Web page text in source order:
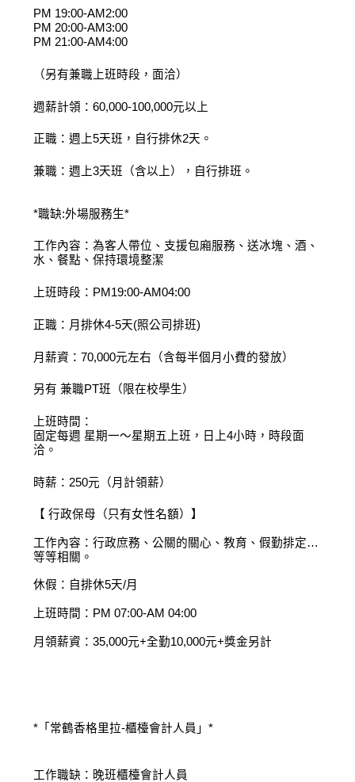
PM 19:00-AM2:00
PM 20:00-AM3:00
PM 21:00-AM4:00
（另有兼職上班時段，面洽）
週薪計領：60,000-100,000元以上
正職：週上5天班，自行排休2天。
兼職：週上3天班（含以上），自行排班。
*職缺:外場服務生*
工作內容：為客人帶位、支援包廂服務、送冰塊、酒、
水、餐點、保持環境整潔
上班時段：PM19:00-AM04:00
正職：月排休4-5天(照公司排班)
月薪資：70,000元左右（含每半個月小費的發放）
另有 兼職PT班（限在校學生）
上班時間：
固定每週 星期一～星期五上班，日上4小時，時段面
洽。
時薪：250元（月計領薪）
【 行政保母（只有女性名額）】
工作內容：行政庶務、公關的關心、教育、假勤排定…
等等相關。
休假：自排休5天/月
上班時間：PM 07:00-AM 04:00
月領薪資：35,000元+全勤10,000元+獎金另計
*「常鶴香格里拉-櫃檯會計人員」*
工作職缺：晚班櫃檯會計人員